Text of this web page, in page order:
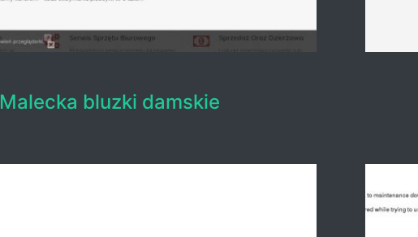
Malecka bluzki damskie